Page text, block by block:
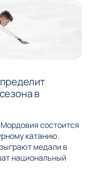
в
состоится
катанию.
медали в
национальный